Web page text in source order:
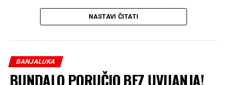
Pet dana testiranja sistema vrijednog 10 miliona KM
Prema njegovim riječima, privode se kraju radovi na
koji bi trebalo da poboljša snabdijevanje vodom na
potezu od Dragočaja i dijela Kuljana do Piskavice.
„Radi se o ogromnom zahvatu koji obuhvata oko 10.000
građana. Radovi će biti završeni u petak, zaključno sa
NASTAVI ČITATI
BANJALUKA
BUNDALO PORUČIO BEZ UVIJANJA!